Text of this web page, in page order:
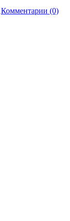
Комментарии (0)